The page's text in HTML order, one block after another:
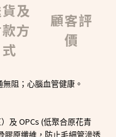
及
方
式
顧客評
價
；心腦血管健康。
）及 OPCs (低聚合原花青
膠原纖維，防止毛細管滲透